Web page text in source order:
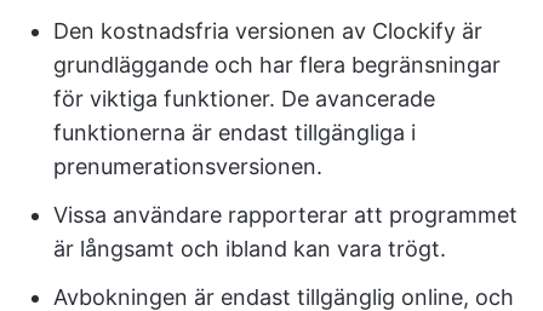
Den kostnadsfria versionen av Clockify är
grundläggande och har flera begränsningar
för viktiga funktioner. De avancerade
funktionerna är endast tillgängliga i
prenumerationsversionen.
Vissa användare rapporterar att programmet
är långsamt och ibland kan vara trögt.
Avbokningen är endast tillgänglig online, och